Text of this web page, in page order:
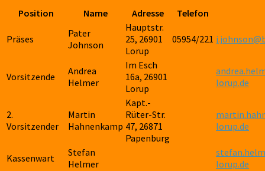
Position Name Adresse Telefon
Präses
Pater
Johnson
Hauptstr.
25, 26901
Lorup
05954/221
Vorsitzende
Andrea
Helmer
Im Esch
16a, 26901
Lorup
lorup.de
2.
Vorsitzender
Martin
Hahnenkamp
Kapt.-
Rüter-Str.
47, 26871
Papenburg
lorup.de
Kassenwart
Stefan
Helmer
lorup.de